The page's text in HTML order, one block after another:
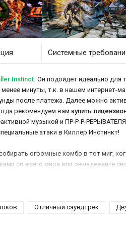
Системные
Instinct. Он подойдет идеально для
минуты, т.к. в нашем интернет-
после платежа. Далее можно
рекомендуем вам купить
музыкой и ПР-Р-Р-
атаки в Киллер Инстинкт!
огромные комбо в тот миг,
со всего мира или овладевайте
на ринг, вам для этого всего
Отличный саундтрек